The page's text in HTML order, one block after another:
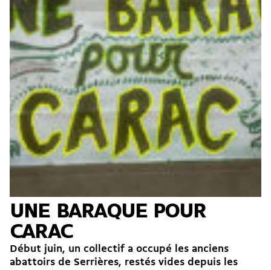
UNE BARAQUE POUR
CARAC
Début juin, un collectif a occupé les anciens
abattoirs de Serrières, restés vides depuis les